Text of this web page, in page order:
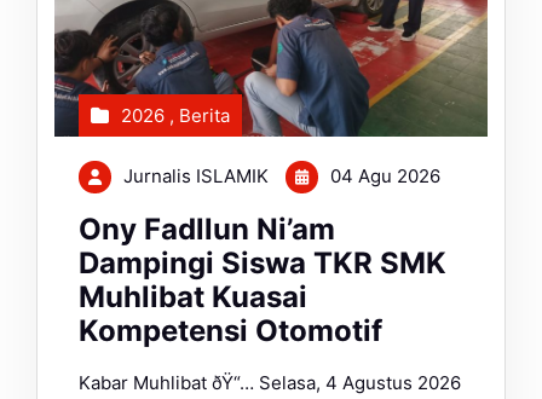
2026 , Berita
Jurnalis ISLAMIK 04 Agu 2026
Ony Fadllun Ni’am
Dampingi Siswa TKR SMK
Muhlibat Kuasai
Kompetensi Otomotif
Kabar Muhlibat ðŸ“… Selasa, 4 Agustus 2026